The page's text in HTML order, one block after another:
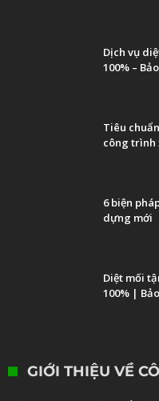
Dịch vụ
100% –
Tiêu
công trình
6 biện
dựng mới
Diệt mối
100% |
GIỚI THIỆU VỀ